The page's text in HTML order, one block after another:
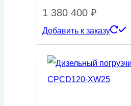
1 380 400 ₽
Добавить к заказу